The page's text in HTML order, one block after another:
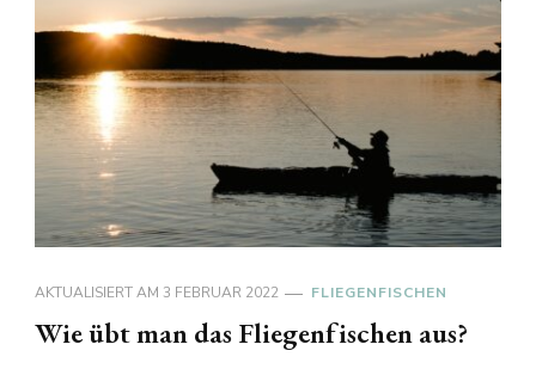
AKTUALISIERT AM 3 FEBRUAR 2022 FLIEGENFISCHEN
Wie übt man das Fliegenfischen aus?